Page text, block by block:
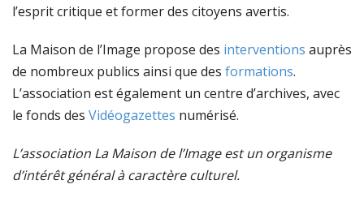
l’esprit critique et former des citoyens avertis.
La Maison de l’Image propose des interventions auprès
de nombreux publics ainsi que des formations.
L’association est également un centre d’archives, avec
le fonds des Vidéogazettes numérisé.
L’association La Maison de l’Image est un organisme
d’intérêt général à caractère culturel.